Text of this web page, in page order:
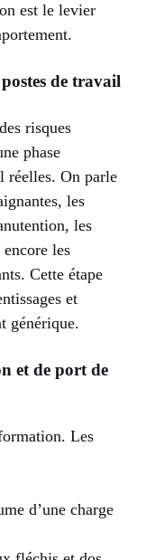
est le levier
de travail
risques
phase
réelles. On parle
les
les
les
Cette étape
et
générique.
et de port de
Les
d’une charge